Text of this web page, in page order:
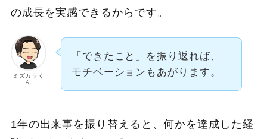
の成長を実感できるからです。
ミズカラく
ん
「できたこと」を振り返れば、
モチベーションもあがります。
1年の出来事を振り替えると、何かを達成した経